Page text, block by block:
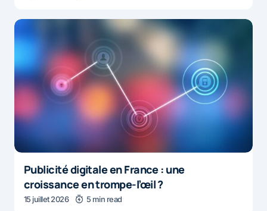
Publicité digitale en France : une
croissance en trompe-l’œil ?
15 juillet 2026 5 min read